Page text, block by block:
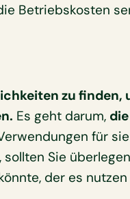
Betriebskosten
zu finden,
Es geht darum,
für
Sie
der es nutzen